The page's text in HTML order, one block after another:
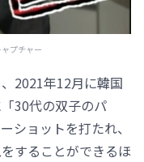
プチャー
2021年12月に韓国
30代の双子のパ
ショットを打たれ、
することができるほ